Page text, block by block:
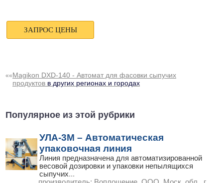
««Magikon DXD-140 - Автомат для фасовки сыпучих
продуктов в других регионах и городах
Популярное из этой рубрики
УЛА-3М – Автоматическая
упаковочная линия
Линия предназначена для автоматизированной
весовой дозировки и упаковки непылящихся
сыпучих...